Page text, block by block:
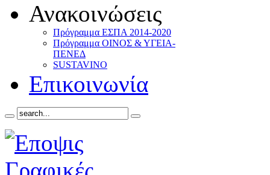
Ανακοινώσεις
Πρόγραμμα ΕΣΠΑ 2014-2020
Πρόγραμμα ΟΙΝΟΣ & ΥΓΕΙΑ-
ΠΕΝΕΔ
SUSTAVINO
Επικοινωνία